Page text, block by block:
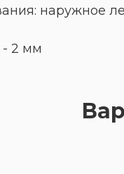
наружное
- 2 мм